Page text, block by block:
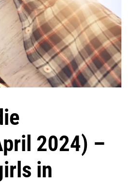
2024) –
in